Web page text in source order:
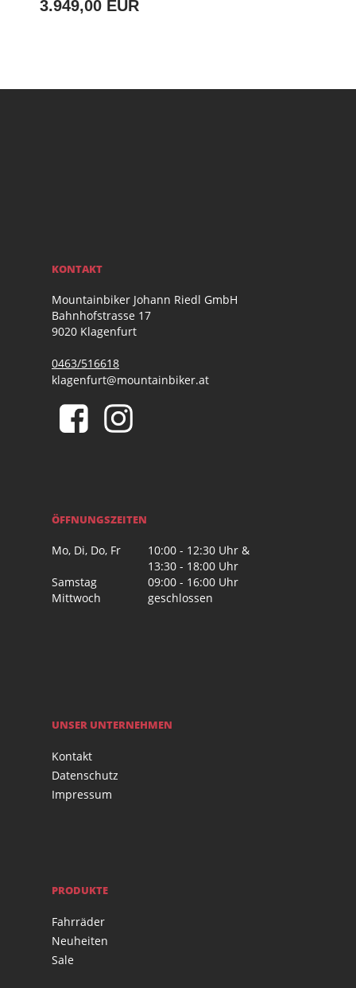
3.949,00 EUR
KONTAKT
Mountainbiker Johann Riedl GmbH
Bahnhofstrasse 17
9020 Klagenfurt
0463/516618
klagenfurt@mountainbiker.at
ÖFFNUNGSZEITEN
Mo, Di, Do, Fr
10:00 - 12:30 Uhr &
13:30 - 18:00 Uhr
Samstag
09:00 - 16:00 Uhr
Mittwoch
geschlossen
UNSER UNTERNEHMEN
Kontakt
Datenschutz
Impressum
PRODUKTE
Fahrräder
Neuheiten
Sale